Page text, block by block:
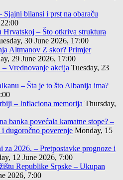
bilansi i prst na obaraču
– Što otkriva struktura
30 June 2026, 17:00
Altmanov Z skor? Primjer
29 June 2026, 17:00
Vrednovanje akcija Tuesday, 23
– Šta je to što Albanija ima?
– Inflaciona memorija Thursday,
banka povećala kamatne stope? –
dugoročno poverenje Monday, 15
za 2026. – Pretpostavke prognoze i
12 June 2026, 7:00
Republike Srpske – Ukupan
2026, 7:00